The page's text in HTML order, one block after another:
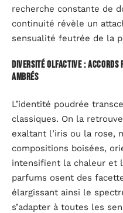
recherche constante de
continuité révèle un
sensualité feutrée de la
Diversité olfactive :
ambrés
L’identité poudrée
classiques. On la
exaltant l’iris ou la rose,
compositions boisées,
intensifient la chaleur et
parfums osent des
élargissant ainsi le
s’adapter à toutes les